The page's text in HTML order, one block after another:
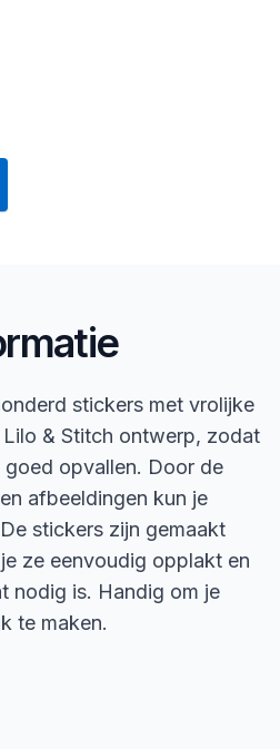
stickers met vrolijke
Lilo & Stitch ontwerp, zodat
opvallen. Door de
afbeeldingen kun je
stickers zijn gemaakt
ze eenvoudig opplakt en
nodig is. Handig om je
te maken.